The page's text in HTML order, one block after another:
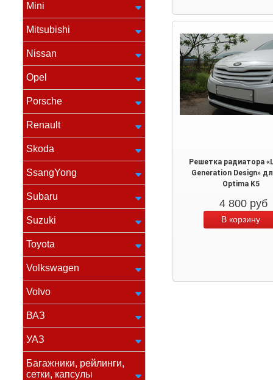
Mini
Mitsubishi
Nissan
Opel
Porsche
Renault
Skoda
SsangYong
Subaru
Suzuki
Toyota
Volkswagen
Volvo
ВАЗ
УАЗ
Багажники, рейлинги,
сетки, капсулы
Решетка радиатора
Generation Design»
Optima K5
4 800 руб